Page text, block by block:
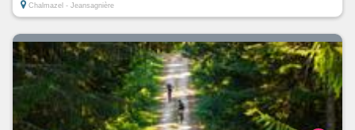
Chalmazel - Jeansagnière